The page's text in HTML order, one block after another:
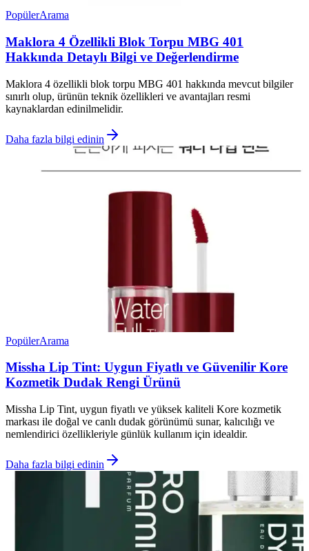
PopülerArama
Maklora 4 Özellikli Blok Torpu MBG 401
Hakkında Detaylı Bilgi ve Değerlendirme
Maklora 4 özellikli blok torpu MBG 401 hakkında mevcut bilgiler
sınırlı olup, ürünün teknik özellikleri ve avantajları resmi
kaynaklardan edinilmelidir.
Daha fazla bilgi edinin
PopülerArama
Missha Lip Tint: Uygun Fiyatlı ve Güvenilir Kore
Kozmetik Dudak Rengi Ürünü
Missha Lip Tint, uygun fiyatlı ve yüksek kaliteli Kore kozmetik
markası ile doğal ve canlı dudak görünümü sunar, kalıcılığı ve
nemlendirici özellikleriyle günlük kullanım için idealdir.
Daha fazla bilgi edinin